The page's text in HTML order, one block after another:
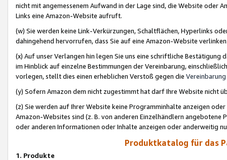
nicht mit angemessenem Aufwand in der Lage sind, die Website oder
Links eine Amazon-Website aufruft.
(w) Sie werden keine Link-Verkürzungen, Schaltflächen, Hyperlinks
dahingehend hervorrufen, dass Sie auf eine Amazon-Website
(x) Auf unser Verlangen hin legen Sie uns eine schriftliche
im Hinblick auf einzelne Bestimmungen der Vereinbarung,
vorlegen, stellt dies einen erheblichen Verstoß gegen die Vereinbarung
(y) Sofern Amazon dem nicht zugestimmt hat darf Ihre Website nicht
(z) Sie werden auf Ihrer Website keine Programminhalte anzeigen
Amazon-Websites sind (z. B. von anderen Einzelhändlern
oder anderen Informationen oder Inhalte anzeigen oder anderweitig
Produktkatalog für das
1. Produkte